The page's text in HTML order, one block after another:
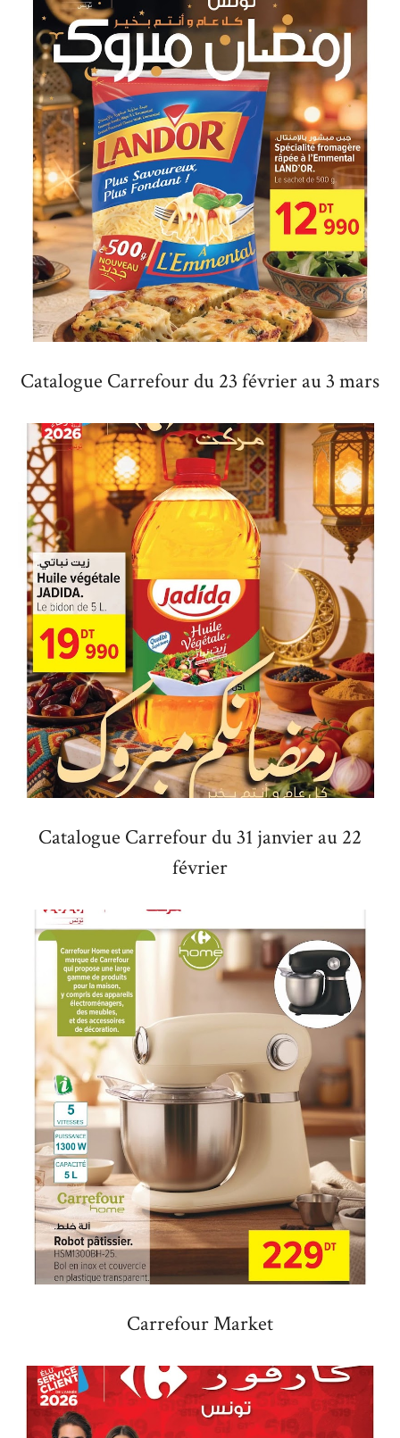
Catalogue Carrefour du 23 février au 3 mars
Catalogue Carrefour du 31 janvier au 22
février
Carrefour Market